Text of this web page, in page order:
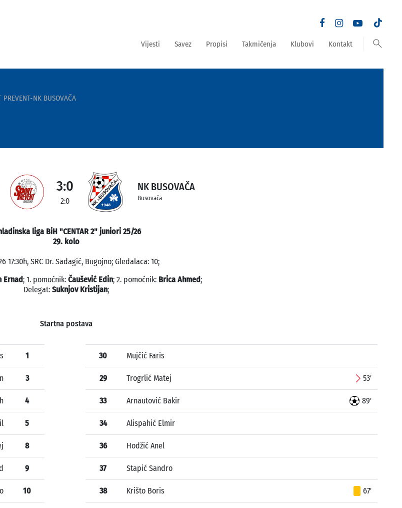
Vijesti Savez Propisi Takmičenja Klubovi Kontakt search
PREVENT-NK BUSOVAČA
3:0
2:0
NK BUSOVAČA
Busovača
liga BiH "CENTAR 2" juniori 25/26
29. kolo
17:30h, SRC Dr. Sadagić, Bugojno; Gledalaca: 10;
Ernad; 1. pomoćnik: Čaušević Edin; 2. pomoćnik: Brica Ahmed;
Delegat: Suknjov Kristijan;
Startna postava
1
3
4
5
8
9
10
30 Mujčić Faris
29 Trogrlić Matej 53'
33 Arnautović Bakir 89'
34 Alispahić Elmir
36 Hodžić Anel
37 Stapić Sandro
38 Krišto Boris 67'